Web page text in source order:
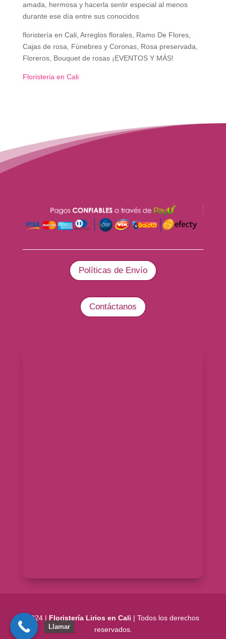
amada, hermosa y hacerla sentir especial al menos
durante ese día entre sus conocidos
floristería en Cali, Arreglos florales, Ramo De Flores,
Cajas de rosa, Fúnebres y Coronas, Rosa preservada,
Floreros, Bouquet de rosas ¡EVENTOS Y MÁS!
Floristeria en Cali
Políticas de Envío
Contáctanos
2024 | Floristería Lirios en Cali | Todos los derechos
reservados.
Llamar